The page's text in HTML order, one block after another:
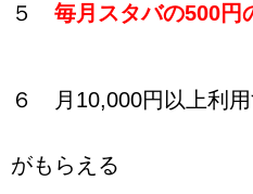
５ 毎月スタバの500円
６ 月10,000円以上利用
がもらえる